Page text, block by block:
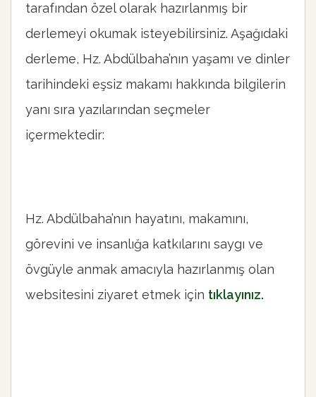
tarafından özel olarak hazırlanmış bir
derlemeyi okumak isteyebilirsiniz. Aşağıdaki
derleme, Hz. Abdülbaha’nın yaşamı ve dinler
tarihindeki eşsiz makamı hakkında bilgilerin
yanı sıra yazılarından seçmeler
içermektedir:
Hz. Abdülbaha’nın hayatını, makamını,
görevini ve insanlığa katkılarını saygı ve
övgüyle anmak amacıyla hazırlanmış olan
websitesini ziyaret etmek için tıklayınız.